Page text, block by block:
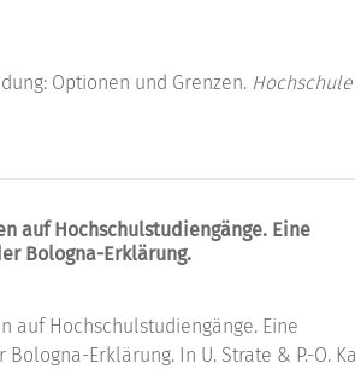
Optionen und Grenzen.
auf Hochschulstudiengänge. Eine
Bologna-Erklärung.
auf Hochschulstudiengänge. Eine
Erklärung. In U. Strate & P.-O.